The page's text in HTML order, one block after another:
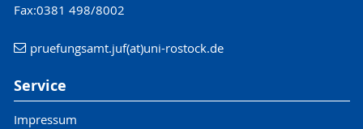
Fax:0381 498/8002
pruefungsamt.juf(at)uni-rostock.de
Service
Impressum